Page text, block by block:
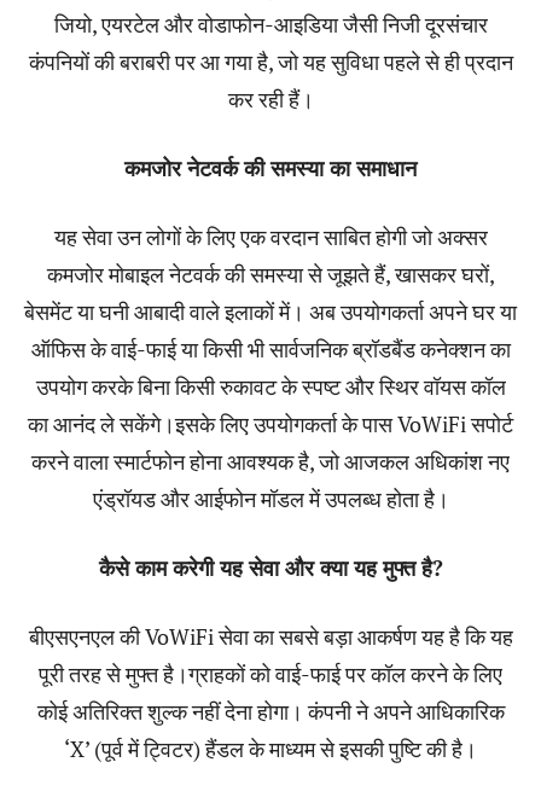
जियो, एयरटेल और वोडाफोन-आइडिया जैसी निजी दूरसंचार
कंपनियों की बराबरी पर आ गया है, जो यह सुविधा पहले से ही प्रदान
कर रही हैं।
कमजोर नेटवर्क की समस्या का समाधान
यह सेवा उन लोगों के लिए एक वरदान साबित होगी जो अक्सर
कमजोर मोबाइल नेटवर्क की समस्या से जूझते हैं, खासकर घरों,
बेसमेंट या घनी आबादी वाले इलाकों में। अब उपयोगकर्ता अपने घर या
ऑफिस के वाई-फाई या किसी भी सार्वजनिक ब्रॉडबैंड कनेक्शन का
उपयोग करके बिना किसी रुकावट के स्पष्ट और स्थिर वॉयस कॉल
का आनंद ले सकेंगे।इसके लिए उपयोगकर्ता के पास VoWiFi सपोर्ट
करने वाला स्मार्टफोन होना आवश्यक है, जो आजकल अधिकांश नए
एंड्रॉयड और आईफोन मॉडल में उपलब्ध होता है।
कैसे काम करेगी यह सेवा और क्या यह मुफ्त है?
बीएसएनएल की VoWiFi सेवा का सबसे बड़ा आकर्षण यह है कि यह
पूरी तरह से मुफ्त है।ग्राहकों को वाई-फाई पर कॉल करने के लिए
कोई अतिरिक्त शुल्क नहीं देना होगा। कंपनी ने अपने आधिकारिक
‘X’ (पूर्व में ट्विटर) हैंडल के माध्यम से इसकी पुष्टि की है।